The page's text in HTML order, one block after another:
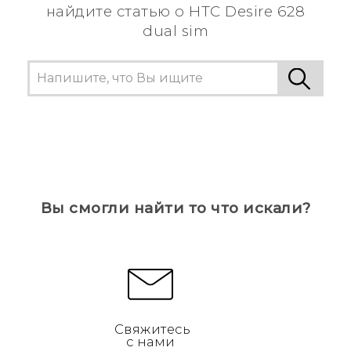
найдите статью о HTC Desire 628
dual sim
Вы смогли найти то что искали?
Свяжитесь
с нами